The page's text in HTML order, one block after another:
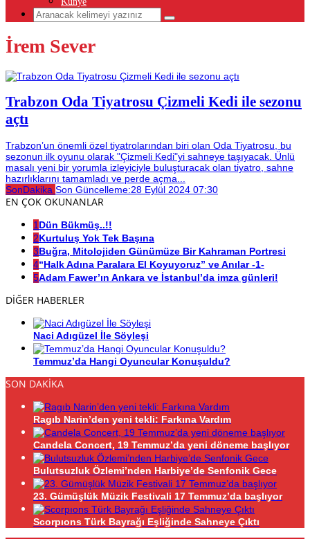
İrem Sever
Trabzon Oda Tiyatrosu Çizmeli Kedi ile sezonu
açtı
Trabzon’un önemli özel tiyatrolarından biri olan Oda Tiyatrosu, bu
sezonun ilk oyunu olarak "Çizmeli Kedi"yi sahneye taşıyacak. Ünlü
masalı yeni bir yorumla izleyiciyle buluşturacak olan tiyatro, sahne
hazırlıklarını tamamladı ve perde açma...
SonDakika Son Güncelleme:28 Eylül 2024 07:30
EN ÇOK OKUNANLAR
1Dün Bükmüş..!!
2Kurtuluş Yok Tek Başına
3Buğra, Mitolojiden Günümüze Bir Kahraman Portresi
4“Halk Adına Paralara El Koyuyoruz” ve Anılar -1-
5Adam Fawer’ın Ankara ve İstanbul’da imza günleri!
DİĞER HABERLER
Naci Adıgüzel İle Söyleşi
Temmuz’da Hangi Oyuncular Konuşuldu?
SON DAKİKA
Ragıb Narin’den yeni tekli: Farkına Vardım
Candela Concert, 19 Temmuz’da yeni döneme başlıyor
Bulutsuzluk Özlemi’nden Harbiye’de Senfonik Gece
23. Gümüşlük Müzik Festivali 17 Temmuz’da başlıyor
Scorpıons Türk Bayrağı Eşliğinde Sahneye Çıktı